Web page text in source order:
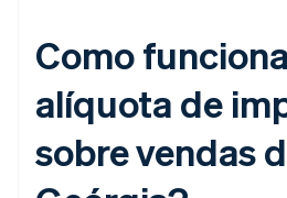
Como
alíquota de
sobre vendas